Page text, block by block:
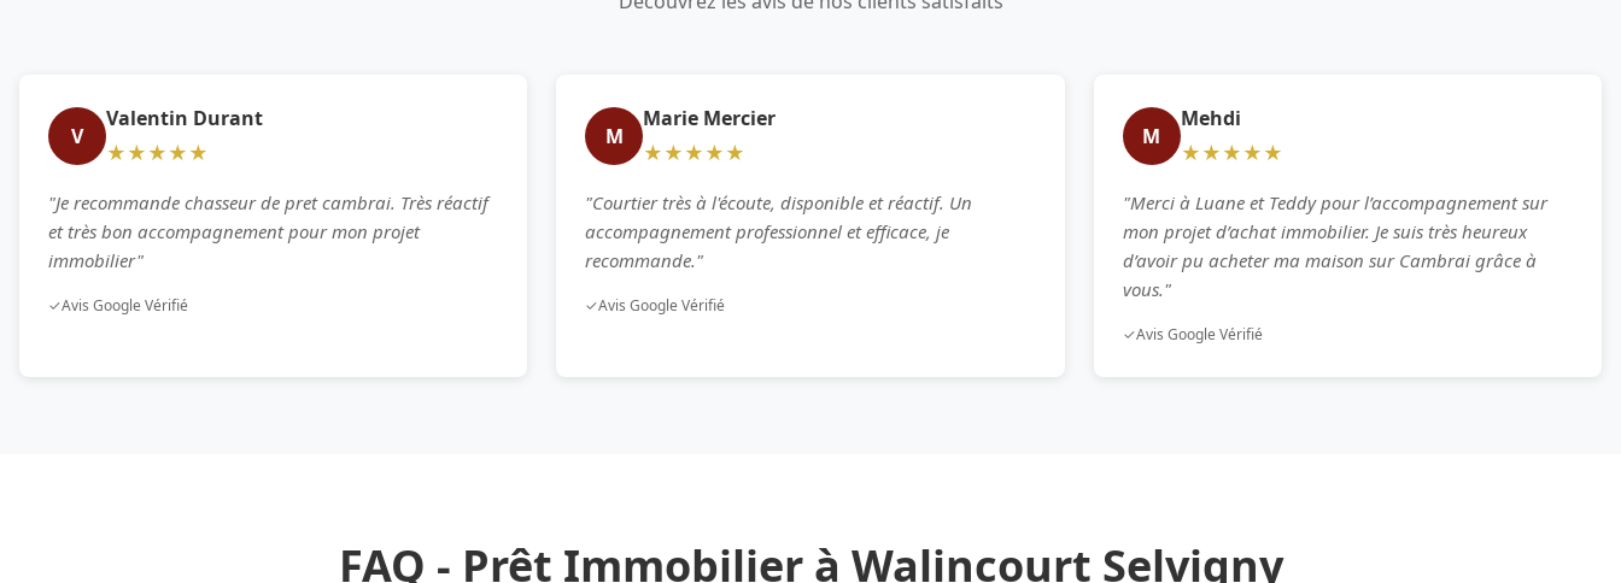
V
Valentin Durant
★★★★★
"Je recommande chasseur de pret cambrai. Très réactif
et très bon accompagnement pour mon projet
immobilier"
✓Avis Google Vérifié
M
Marie Mercier
★★★★★
"Courtier très à l'écoute, disponible et réactif. Un
accompagnement professionnel et efficace, je
recommande."
✓Avis Google Vérifié
M
Mehdi
★★★★★
"Merci à Luane et Teddy pour l’accompagnement sur
mon projet d’achat immobilier. Je suis très heureux
d’avoir pu acheter ma maison sur Cambrai grâce à
vous."
✓Avis Google Vérifié
FAQ - Prêt Immobilier à Walincourt Selvigny